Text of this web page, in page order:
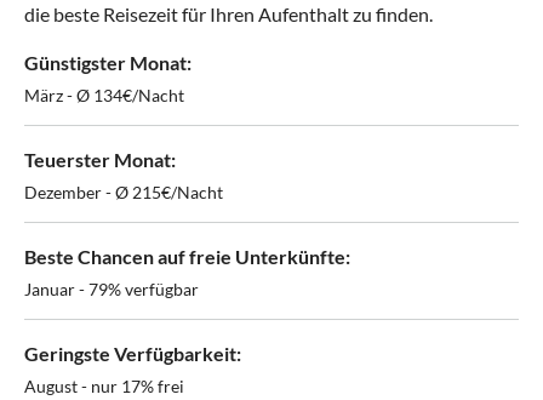
die beste Reisezeit für Ihren Aufenthalt zu finden.
Günstigster Monat:
März - Ø 134€/Nacht
Teuerster Monat:
Dezember - Ø 215€/Nacht
Beste Chancen auf freie Unterkünfte:
Januar - 79% verfügbar
Geringste Verfügbarkeit:
August - nur 17% frei